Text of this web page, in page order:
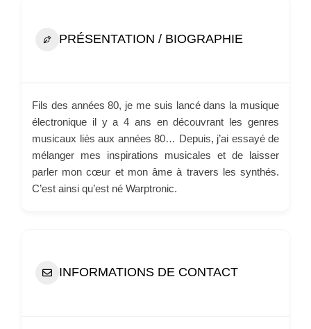
PRÉSENTATION / BIOGRAPHIE
Fils des années 80, je me suis lancé dans la musique
électronique il y a 4 ans en découvrant les genres
musicaux liés aux années 80… Depuis, j’ai essayé de
mélanger mes inspirations musicales et de laisser
parler mon cœur et mon âme à travers les synthés.
C’est ainsi qu’est né Warptronic.
INFORMATIONS DE CONTACT